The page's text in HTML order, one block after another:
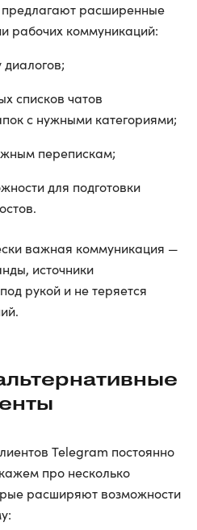
расширенные
рабочих коммуникаций:
списков чатов
с нужными категориями;
перепискам;
для подготовки
важная коммуникация —
источники
рукой и не теряется
Telegram постоянно
про несколько
расширяют возможности